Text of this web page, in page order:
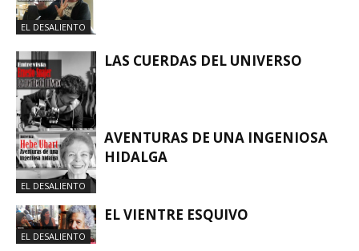
EL DESALIENTO
EL DESALIENTO
LAS CUERDAS DEL UNIVERSO
EL DESALIENTO
AVENTURAS DE UNA INGENIOSA
HIDALGA
EL DESALIENTO
EL VIENTRE ESQUIVO